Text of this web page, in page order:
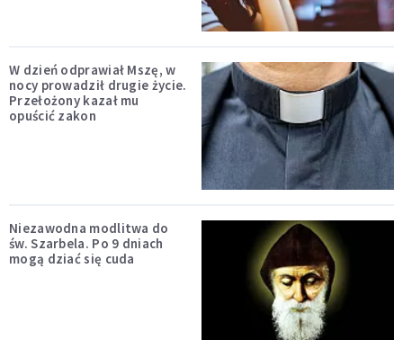
W dzień odprawiał Mszę, w
nocy prowadził drugie życie.
Przełożony kazał mu
opuścić zakon
Niezawodna modlitwa do
św. Szarbela. Po 9 dniach
mogą dziać się cuda